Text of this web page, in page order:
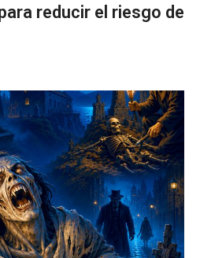
reducir el riesgo de